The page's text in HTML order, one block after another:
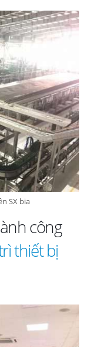
SX bia
công
thiết bị